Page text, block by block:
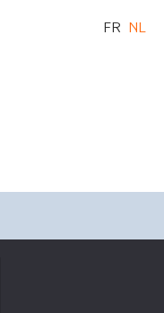
FR NL